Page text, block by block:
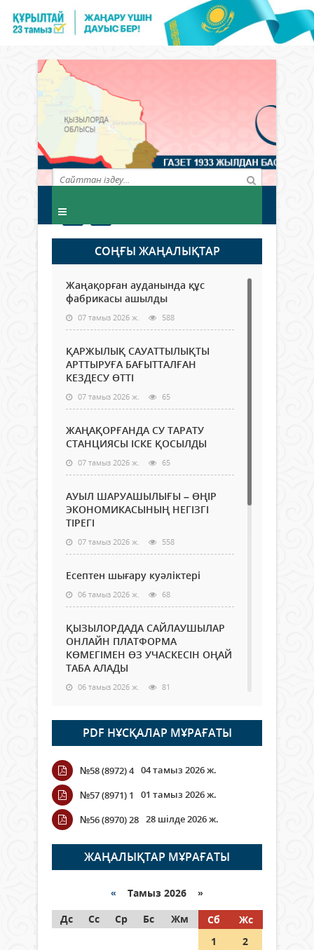
СОҢҒЫ ЖАҢАЛЫҚТАР
Жаңақорған ауданында құс
фабрикасы ашылды
07 тамыз 2026 ж. 588
ҚАРЖЫЛЫҚ САУАТТЫЛЫҚТЫ
АРТТЫРУҒА БАҒЫТТАЛҒАН
КЕЗДЕСУ ӨТТІ
07 тамыз 2026 ж. 65
ЖАҢАҚОРҒАНДА СУ ТАРАТУ
СТАНЦИЯСЫ ІСКЕ ҚОСЫЛДЫ
07 тамыз 2026 ж. 65
АУЫЛ ШАРУАШЫЛЫҒЫ – ӨҢІР
ЭКОНОМИКАСЫНЫҢ НЕГІЗГІ
ТІРЕГІ
07 тамыз 2026 ж. 558
Есептен шығару куәліктері
06 тамыз 2026 ж. 68
ҚЫЗЫЛОРДАДА САЙЛАУШЫЛАР
ОНЛАЙН ПЛАТФОРМА
КӨМЕГІМЕН ӨЗ УЧАСКЕСІН ОҢАЙ
ТАБА АЛАДЫ
06 тамыз 2026 ж. 81
Open Air: Қызылорда облысы
полиция департаменті 20
мыңнан астам көрерменнің
қауіпсіздігін қамтамасыз етті
06 тамыз 2026 ж.
Wi-Fi ҚАБЫРҒА АРҚЫЛЫ ҚАЛАЙ
ӨТЕДІ?
06 тамыз 2026 ж. 257
граждане Казахстана,
05 тамыз 2026 ж. 139
PDF НҰСҚАЛАР МҰРАҒАТЫ
№58 (8972) 4 04 тамыз 2026 ж.
№57 (8971) 1
01 тамыз 2026 ж.
№56 (8970) 28 28 шілде 2026 ж.
ЖАҢАЛЫҚТАР МҰРАҒАТЫ
« Тамыз 2026 »
Дс
Сс Ср Бс Жм Сб
Жс
1
2